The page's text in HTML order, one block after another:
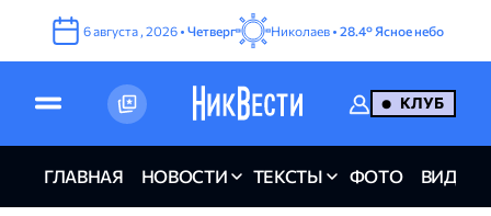
6августа , 2026 • Четверг Николаев • 28.4° Ясное небо
КЛУБ
ГЛАВНАЯ НОВОСТИ ТЕКСТЫ ФОТО ВИДЕО